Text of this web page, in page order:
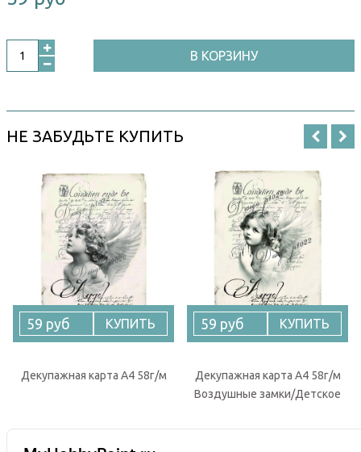
В КОРЗИНУ
НЕ ЗАБУДЬТЕ КУПИТЬ
59 руб КУПИТЬ
Декупажная карта А4 58г/м
59 руб КУПИТЬ
Декупажная карта А4 58г/м
Воздушные замки/Детское